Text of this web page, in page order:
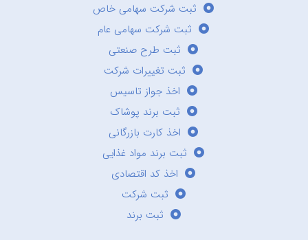
ثبت شرکت سهامی خاص
ثبت شرکت سهامی عام
ثبت طرح صنعتی
ثبت تغییرات شرکت
اخذ جواز تاسیس
ثبت برند پوشاک
اخذ کارت بازرگانی
ثبت برند مواد غذایی
اخذ کد اقتصادی
ثبت شرکت
ثبت برند